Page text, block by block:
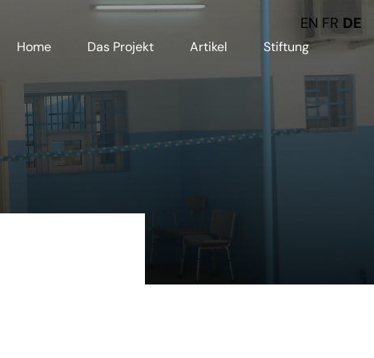
Home Das Projekt Artikel Stiftung
EN FR DE